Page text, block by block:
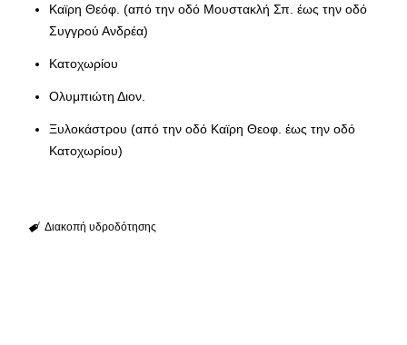
Καϊρη Θεόφ. (από την οδό Μουστακλή Σπ. έως την οδό
Συγγρού Ανδρέα)
Κατοχωρίου
Ολυμπιώτη Διον.
Ξυλοκάστρου (από την οδό Καϊρη Θεοφ. έως την οδό
Κατοχωρίου)
Διακοπή υδροδότησης